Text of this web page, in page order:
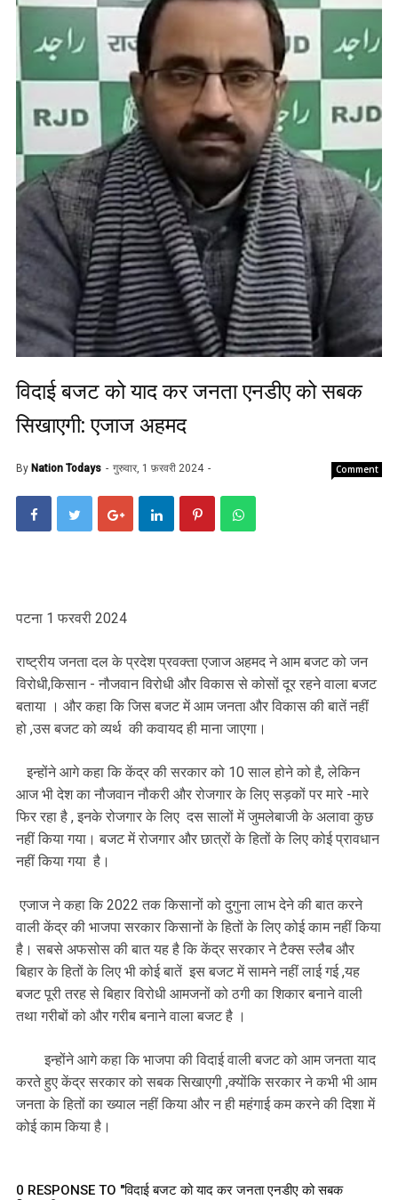
विदाई बजट को याद कर जनता एनडीए को सबक
सिखाएगी: एजाज अहमद
By Nation Todays गुरुवार, 1 फ़रवरी 2024 Comment
पटना 1 फरवरी 2024
राष्ट्रीय जनता दल के प्रदेश प्रवक्ता एजाज अहमद ने आम बजट को जन
विरोधी,किसान - नौजवान विरोधी और विकास से कोसों दूर रहने वाला बजट
बताया । और कहा कि जिस बजट में आम जनता और विकास की बातें नहीं
हो ,उस बजट को व्यर्थ की कवायद ही माना जाएगा।
इन्होंने आगे कहा कि केंद्र की सरकार को 10 साल होने को है, लेकिन
आज भी देश का नौजवान नौकरी और रोजगार के लिए सड़कों पर मारे -मारे
फिर रहा है , इनके रोजगार के लिए दस सालों में जुमलेबाजी के अलावा कुछ
नहीं किया गया। बजट में रोजगार और छात्रों के हितों के लिए कोई प्रावधान
नहीं किया गया है।
एजाज ने कहा कि 2022 तक किसानों को दुगुना लाभ देने की बात करने
वाली केंद्र की भाजपा सरकार किसानों के हितों के लिए कोई काम नहीं किया
है। सबसे अफसोस की बात यह है कि केंद्र सरकार ने टैक्स स्लैब और
बिहार के हितों के लिए भी कोई बातें इस बजट में सामने नहीं लाई गई ,यह
बजट पूरी तरह से बिहार विरोधी आमजनों को ठगी का शिकार बनाने वाली
तथा गरीबों को और गरीब बनाने वाला बजट है ।
इन्होंने आगे कहा कि भाजपा की विदाई वाली बजट को आम जनता याद
करते हुए केंद्र सरकार को सबक सिखाएगी ,क्योंकि सरकार ने कभी भी आम
जनता के हितों का ख्याल नहीं किया और न ही महंगाई कम करने की दिशा में
कोई काम किया है।
0 RESPONSE TO "विदाई बजट को याद कर जनता एनडीए को सबक